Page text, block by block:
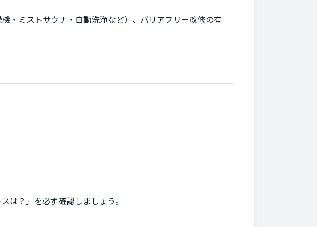
・ミストサウナ・自動洗浄など）、バリアフリー改修の有
は？」を必ず確認しましょう。